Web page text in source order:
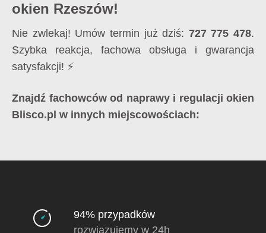
okien Rzeszów!
Nie zwlekaj! Umów termin już dziś: 727 775 478.
Szybka reakcja, fachowa obsługa i gwarancja
satysfakcji! ⚡
Znajdź fachowców od naprawy i regulacji okien
Blisco.pl w innych miejscowościach:
94% przypadków
rozwiązujemy w 24h